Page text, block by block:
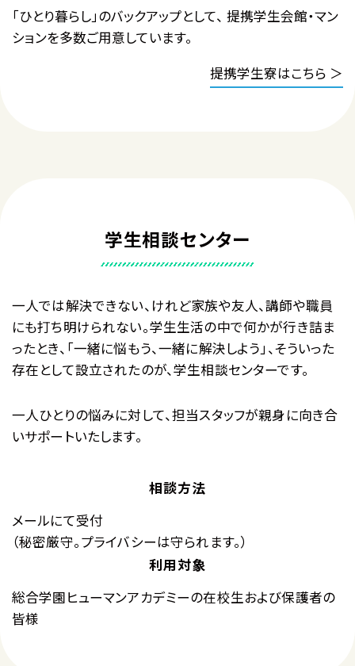
「ひとり暮らし」のバックアップとして、 提携学生会館・マン
ションを多数ご用意しています。
提携学生寮はこちら ＞
学生相談センター
一人では解決できない、けれど家族や友人、講師や職員
にも打ち明けられない。学生生活の中で何かが行き詰ま
ったとき、「一緒に悩もう、一緒に解決しよう」、そういった
存在として設立されたのが、学生相談センターです。
一人ひとりの悩みに対して、担当スタッフが親身に向き合
いサポートいたします。
相談方法
メールにて受付
（秘密厳守。プライバシーは守られます。）
利用対象
総合学園ヒューマンアカデミーの在校生および保護者の
皆様